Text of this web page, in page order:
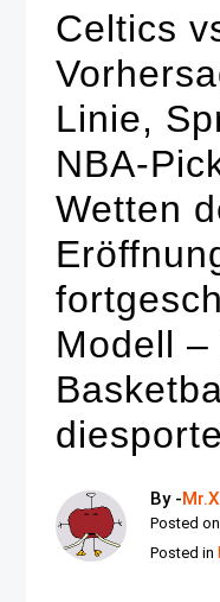
Celtics
Linie,
NBA-
Wetten
Modell –
By -Mr.X
Posted on
Posted in